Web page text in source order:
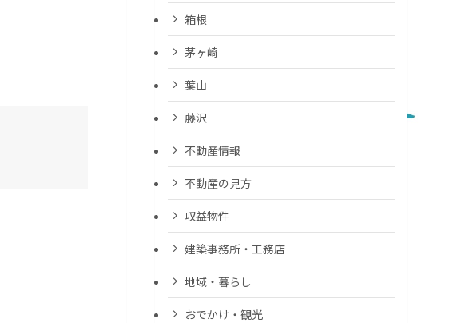
箱根
茅ヶ崎
葉山
藤沢
不動産情報
不動産の見方
収益物件
建築事務所・工務店
地域・暮らし
おでかけ・観光